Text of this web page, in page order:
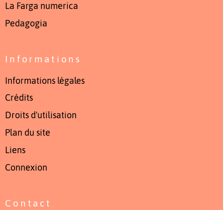
La Farga numerica
Pedagogia
Informations
Informations légales
Crédits
Droits d'utilisation
Plan du site
Liens
Connexion
Contact